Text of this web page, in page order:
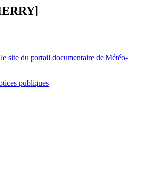
site du portail documentaire de Météo-
publiques